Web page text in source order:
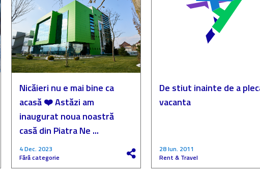
Nicăieri nu e mai bine ca
acasă ❤️ Astăzi am
inaugurat noua noastră
casă din Piatra Ne ...
4 Dec. 2023
Fără categorie
De stiut inainte de a
vacanta
28 Iun. 2011
Rent & Travel